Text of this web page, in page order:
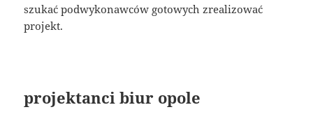
szukać podwykonawców gotowych zrealizować
projekt.
projektanci biur opole